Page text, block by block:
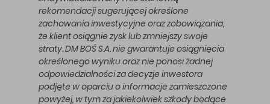
rekomendacji sugerującej określone
zachowania inwestycyjne oraz zobowiązania,
że klient osiągnie zysk lub zmniejszy swoje
straty. DM BOŚ S.A. nie gwarantuje osiągnięcia
określonego wyniku oraz nie ponosi żadnej
odpowiedzialności za decyzje inwestora
podjęte w oparciu o informacje zamieszczone
powyżej, w tym za jakiekolwiek szkody będące